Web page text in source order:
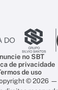
no SBT
de privacidade
de uso
© 2026 —